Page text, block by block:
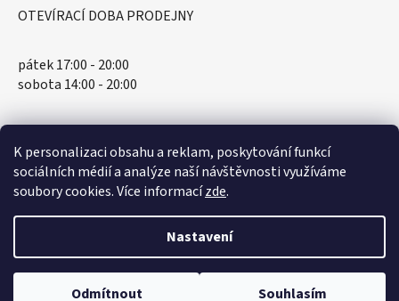
K personalizaci obsahu a reklam, poskytování funkcí
sociálních médií a analýze naší návštěvnosti využíváme
soubory cookies. Více informacízde.
Nastavení
Odmítnout Souhlasím
OTEVÍRACÍ DOBA PRODEJNY
pátek 17:00 - 20:00
sobota 14:00 - 20:00
Vytvořil Shoptet